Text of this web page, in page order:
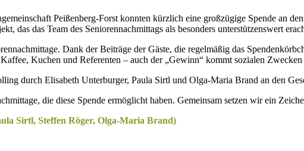
Peißenberg-Forst konnten kürzlich eine großzügige Spende an
das das Team des Seniorennachmittags als besonders unterstützenswert
Dank der Beiträge der Gäste, die regelmäßig das
Kuchen und Referenten – auch der „Gewinn“ kommt sozialen Zwecken
durch Elisabeth Unterburger, Paula Sirtl und Olga-Maria Brand an den
die diese Spende ermöglicht haben. Gemeinsam setzen wir ein
Sirtl, Steffen Röger, Olga-Maria Brand)